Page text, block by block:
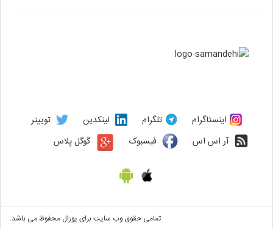
اینستاگرام تلگرام لینکدین
توییتر
آر اس اس
فیسبوک گوگل پلاس
تمامی حقوق وب سایت برای یوزال محفوظ می باشد.